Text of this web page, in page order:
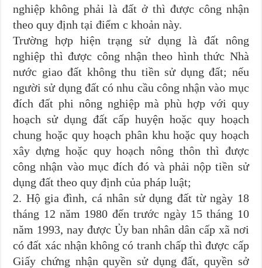
nghiệp không phải là đất ở thì được công nhận
theo quy định tại điểm c khoản này.
Trường hợp hiện trạng sử dụng là đất nông
nghiệp thì được công nhận theo hình thức Nhà
nước giao đất không thu tiền sử dụng đất; nếu
người sử dụng đất có nhu cầu công nhận vào mục
đích đất phi nông nghiệp mà phù hợp với quy
hoạch sử dụng đất cấp huyện hoặc quy hoạch
chung hoặc quy hoạch phân khu hoặc quy hoạch
xây dựng hoặc quy hoạch nông thôn thì được
công nhận vào mục đích đó và phải nộp tiền sử
dụng đất theo quy định của pháp luật;
2. Hộ gia đình, cá nhân sử dụng đất từ ngày 18
tháng 12 năm 1980 đến trước ngày 15 tháng 10
năm 1993, nay được Ủy ban nhân dân cấp xã nơi
có đất xác nhận không có tranh chấp thì được cấp
Giấy chứng nhận quyền sử dụng đất, quyền sở